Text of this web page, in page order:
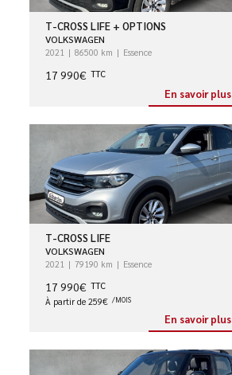
T-CROSS LIFE + OPTIONS
VOLKSWAGEN
2021 86500 km Essence
17 990€ TTC
En savoir plus
T-CROSS LIFE
VOLKSWAGEN
2021 79190 km Essence
17 990€ TTC
À partir de 259€ /MOIS
En savoir plus